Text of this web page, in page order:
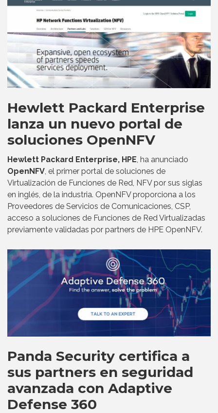
Hewlett Packard Enterprise
lanza un nuevo portal de
soluciones OpenNFV
Hewlett Packard Enterprise, HPE, ha anunciado
OpenNFV, el primer portal de soluciones de
Virtualización de Funciones de Red, NFV por sus siglas
en inglés, de la industria. OpenNFV proporciona a los
Proveedores de Servicios de Comunicaciones, CSP,
acceso a soluciones de Funciones de Red Virtualizadas
previamente validadas por partners de HPE OpenNFV.
Panda Security certifica a
sus partners en seguridad
avanzada con Adaptive
Defense 360